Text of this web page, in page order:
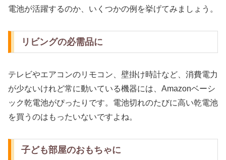
電池が活躍するのか、いくつかの例を挙げてみましょう。
リビングの必需品に
テレビやエアコンのリモコン、壁掛け時計など、消費電力
が少ないけれど常に動いている機器には、Amazonベーシ
ック乾電池がぴったりです。電池切れのたびに高い乾電池
を買うのはもったいないですよね。
子ども部屋のおもちゃに